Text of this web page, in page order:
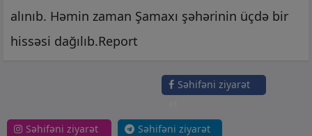
alınıb. Həmin zaman Şamaxı şəhərinin üçdə bir
hissəsi dağılıb.Report
Səhifəni ziyarət
Səhifəni ziyarət
Səhifəni ziyarət